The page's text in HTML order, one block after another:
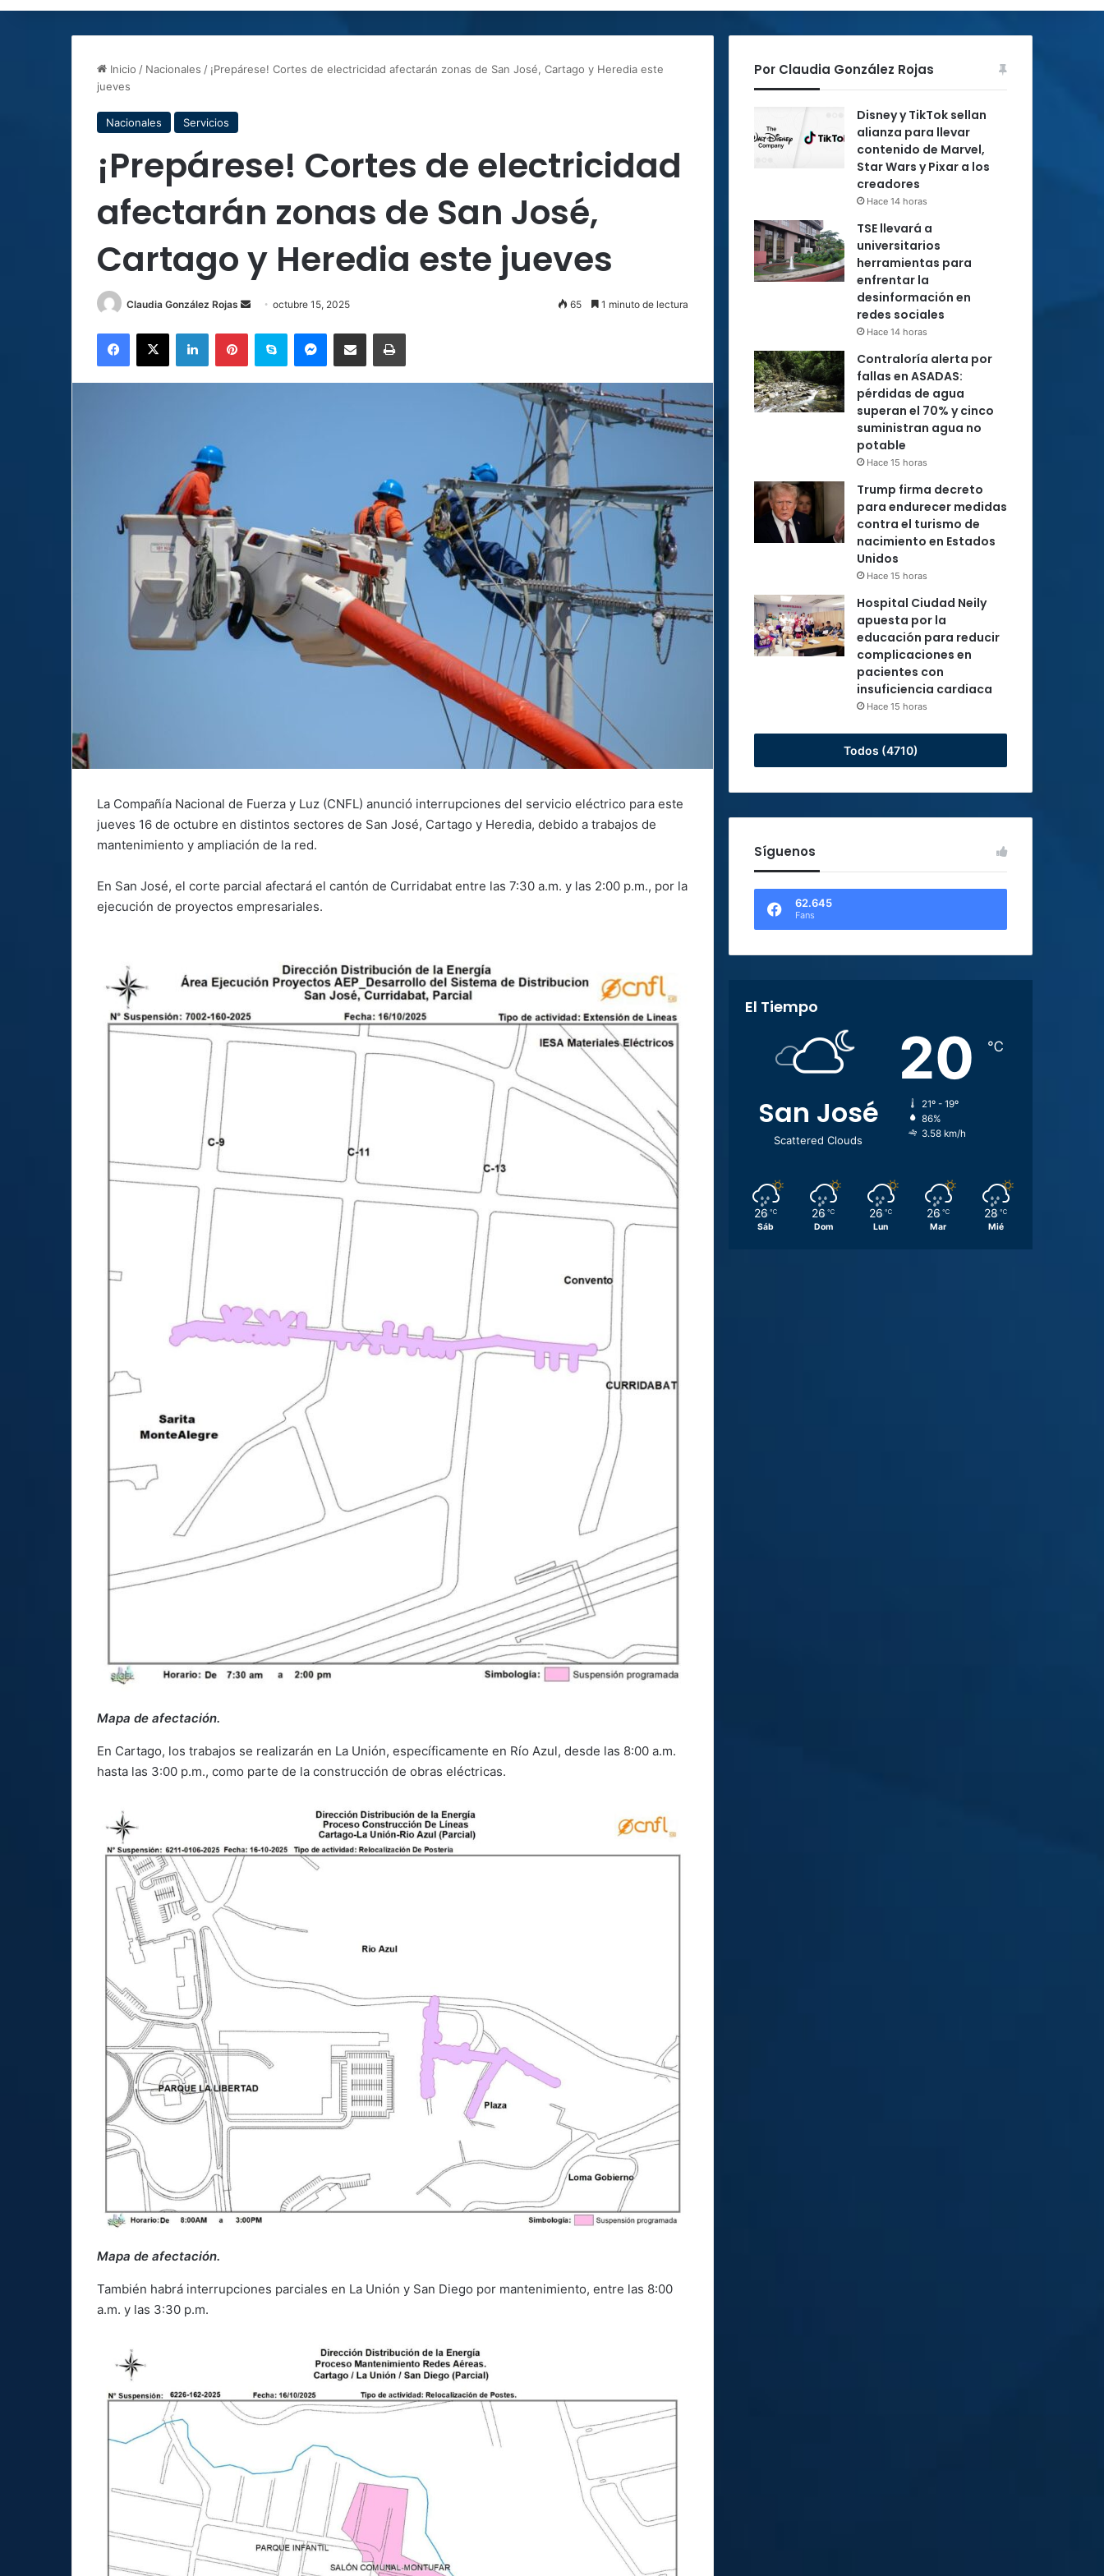
Inicio / Nacionales / ¡Prepárese! Cortes de electricidad afectarán zonas de San José, Cartago y Heredia este
jueves
Nacionales Servicios
¡Prepárese! Cortes de electricidad
afectarán zonas de San José,
Cartago y Heredia este jueves
Claudia González Rojas
Send
email
octubre 15, 2025 65 1 minuto de lectura
Facebook
X LinkedInPinterestSkype MessengerCompartir por correo electrónicoImprimir
La Compañía Nacional de Fuerza y Luz (CNFL) anunció interrupciones del servicio eléctrico para este
jueves 16 de octubre en distintos sectores de San José, Cartago y Heredia, debido a trabajos de
mantenimiento y ampliación de la red.
En San José, el corte parcial afectará el cantón de Curridabat entre las 7:30 a.m. y las 2:00 p.m., por la
ejecución de proyectos empresariales.
Mapa de afectación.
En Cartago, los trabajos se realizarán en La Unión, específicamente en Río Azul, desde las 8:00 a.m.
hasta las 3:00 p.m., como parte de la construcción de obras eléctricas.
Mapa de afectación.
También habrá interrupciones parciales en La Unión y San Diego por mantenimiento, entre las 8:00
a.m. y las 3:30 p.m.
Por Claudia González Rojas
Disney y TikTok sellan
alianza para llevar
contenido de Marvel,
Star Wars y Pixar a los
creadores
Hace 14 horas
TSE llevará a
universitarios
herramientas para
enfrentar la
desinformación en
redes sociales
Hace 14 horas
Contraloría alerta por
fallas en ASADAS:
pérdidas de agua
superan el 70% y cinco
suministran agua no
potable
Hace 15 horas
Trump firma decreto
para endurecer medidas
contra el turismo de
nacimiento en Estados
Unidos
Hace 15 horas
Hospital Ciudad Neily
apuesta por la
educación para reducir
complicaciones en
pacientes con
insuficiencia cardiaca
Hace 15 horas
Todos (4710)
Síguenos
62.645
Fans
El Tiempo
San José
Scattered Clouds
20 ℃
21º - 19º
86%
3.58 km/h
26 ℃
Sáb
26 ℃
Dom
26 ℃
Lun
26 ℃
Mar
28 ℃
Mié